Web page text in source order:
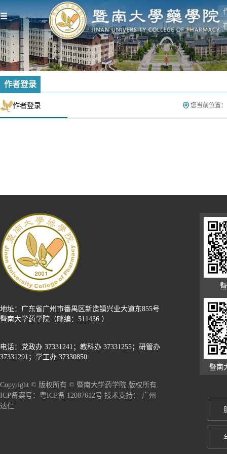
作者登录
作者登录 您当前位置：
地址：广东省广州市番禺区新造镇兴业大道东855号
暨南大学药学院（邮编：511436 ）
电话：党政办 37331241；教科办 37331255；研管办
37331291；学工办 37330850
Copyright © 版权所有 © 暨南大学药学院 版权所有.
ICP备案号：粤ICP备 12087612号 技术支持： 广州
达仁
暨南